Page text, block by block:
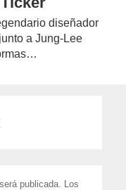
diseñador
a Jung-Lee
publicada.
Los